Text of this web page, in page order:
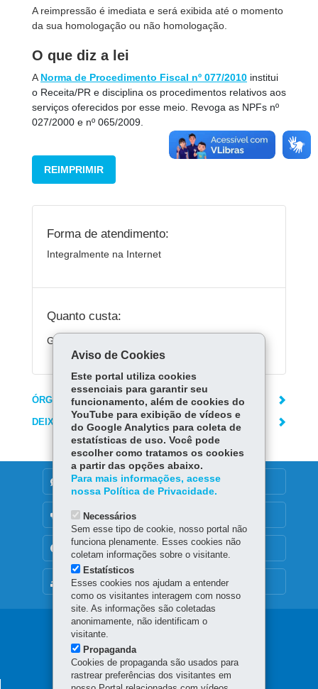
A reimpressão é imediata e será exibida até o momento
da sua homologação ou não homologação.
O que diz a lei
A Norma de Procedimento Fiscal nº 077/2010 institui
o Receita/PR e disciplina os procedimentos relativos aos
serviços oferecidos por esse meio. Revoga as NPFs nº
027/2000 e nº 065/2009.
REIMPRIMIR
Forma de atendimento:
Integralmente na Internet
Quanto custa:
Gratuito.
ÓRGÃO RESPONSÁVEL
DEIXE SUA OPINIÃO
MAPA DO SITE
DENUNCIE CORRUPÇÃO
OUVIDORIA
TRANSPARÊNCIA INSTITUCIONAL
Navegação
principal
SECRETARIA DA FAZENDA
Aviso de Cookies
Este portal utiliza cookies
essenciais para garantir seu
funcionamento, além de cookies do
YouTube para exibição de vídeos e
do Google Analytics para coleta de
estatísticas de uso. Você pode
escolher como tratamos os cookies
a partir das opções abaixo.
Para mais informações, acesse
nossa Política de Privacidade.
Necessários
Sem esse tipo de cookie, nosso portal não
funciona plenamente. Esses cookies não
coletam informações sobre o visitante.
Estatísticos
Esses cookies nos ajudam a entender
como os visitantes interagem com nosso
site. As informações são coletadas
anonimamente, não identificam o
visitante.
Propaganda
Cookies de propaganda são usados para
rastrear preferências dos visitantes em